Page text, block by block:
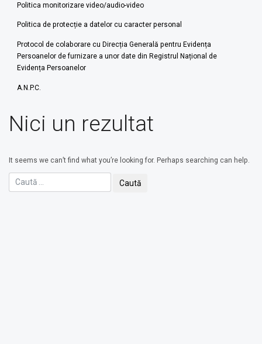
Politica monitorizare video/audio-video
Politica de protecție a datelor cu caracter personal
Protocol de colaborare cu Direcția Generală pentru Evidența
Persoanelor de furnizare a unor date din Registrul Național de
Evidența Persoanelor
A.N.P.C.
Nici un rezultat
It seems we can’t find what you’re looking for. Perhaps searching can help.